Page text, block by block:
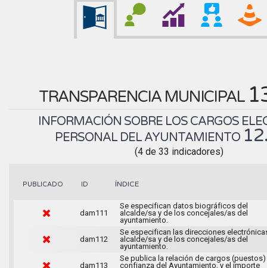
TRANSPARENCIA MUNICIPAL
INFORMACIÓN SOBRE LOS CARGOS
PERSONAL DEL AYUNTAMIENTO
(4 de 33 indicadores)
PUBLICADO ID ÍNDICE
dam111
Se especifican datos biográficos del
alcalde/sa y de los concejales/as del
ayuntamiento.
dam112
Se especifican las direcciones
alcalde/sa y de los concejales/as del
ayuntamiento.
dam113
Se publica la relación de cargos
confianza del Ayuntamiento, y el importe